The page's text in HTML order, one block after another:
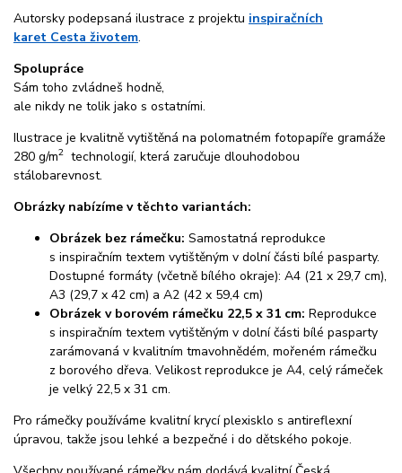
Autorsky podepsaná ilustrace z projektu inspiračních
karet Cesta životem.
Spolupráce
Sám toho zvládneš hodně,
ale nikdy ne tolik jako s ostatními.
Ilustrace je kvalitně vytištěná na polomatném fotopapíře gramáže
280 g/m2 technologií, která zaručuje dlouhodobou
stálobarevnost.
Obrázky nabízíme v těchto variantách:
Obrázek bez rámečku: Samostatná reprodukce
s inspiračním textem vytištěným v dolní části bílé pasparty.
Dostupné formáty (včetně bílého okraje): A4 (21 x 29,7 cm),
A3 (29,7 x 42 cm) a A2 (42 x 59,4 cm)
Obrázek v borovém rámečku 22,5 x 31 cm: Reprodukce
s inspiračním textem vytištěným v dolní části bílé pasparty
zarámovaná v kvalitním tmavohnědém, mořeném rámečku
z borového dřeva. Velikost reprodukce je A4, celý rámeček
je velký 22,5 x 31 cm.
Pro rámečky používáme kvalitní krycí plexisklo s antireflexní
úpravou, takže jsou lehké a bezpečné i do dětského pokoje.